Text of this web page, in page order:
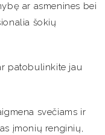
ar asmenines bei
šokių
patobulinkite jau
svečiams ir
įmonių renginių,